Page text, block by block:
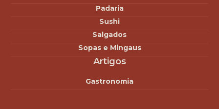
Padaria
Sushi
Salgados
Sopas e Mingaus
Artigos
Gastronomia